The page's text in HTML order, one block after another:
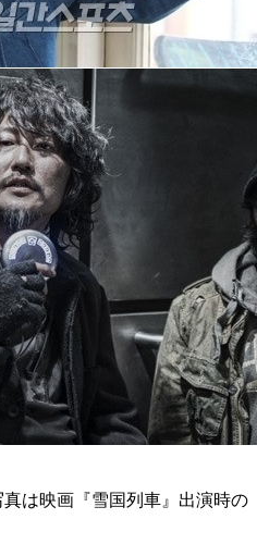
は映画『雪国列車』出演時の